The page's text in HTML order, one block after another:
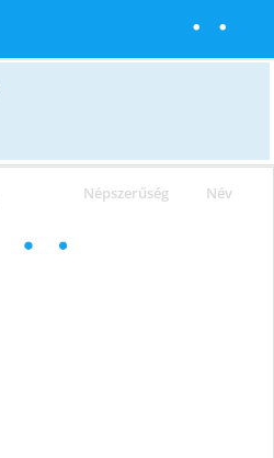
Népszerűség Név